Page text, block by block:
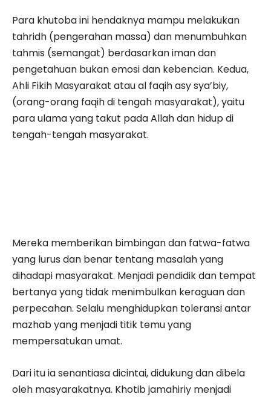
Para khutoba ini hendaknya mampu melakukan
tahridh (pengerahan massa) dan menumbuhkan
tahmis (semangat) berdasarkan iman dan
pengetahuan bukan emosi dan kebencian. Kedua,
Ahli Fikih Masyarakat atau al faqih asy sya’biy,
(orang-orang faqih di tengah masyarakat), yaitu
para ulama yang takut pada Allah dan hidup di
tengah-tengah masyarakat.
Mereka memberikan bimbingan dan fatwa-fatwa
yang lurus dan benar tentang masalah yang
dihadapi masyarakat. Menjadi pendidik dan tempat
bertanya yang tidak menimbulkan keraguan dan
perpecahan. Selalu menghidupkan toleransi antar
mazhab yang menjadi titik temu yang
mempersatukan umat.
Dari itu ia senantiasa dicintai, didukung dan dibela
oleh masyarakatnya. Khotib jamahiriy menjadi